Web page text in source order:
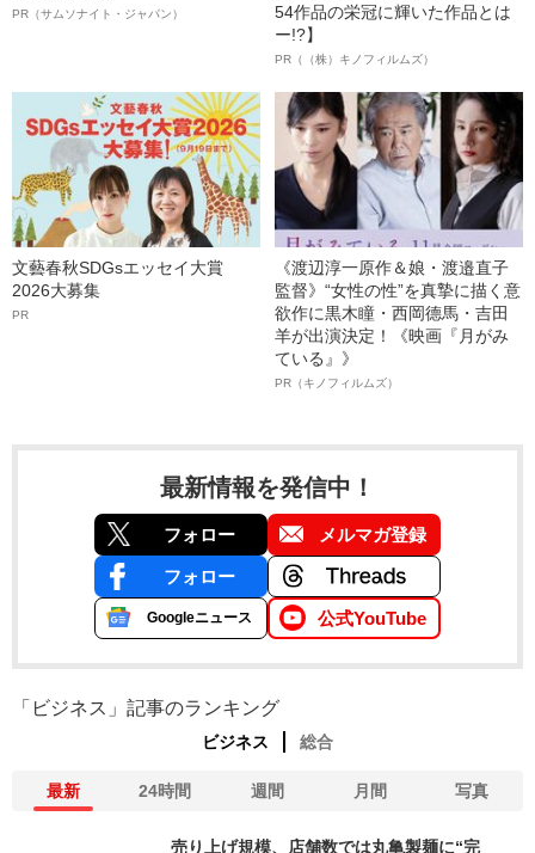
PR（サムソナイト・ジャパン）
54作品の栄冠に輝いた作品とは
ー!?】
PR（（株）キノフィルムズ）
文藝春秋SDGsエッセイ大賞
2026大募集
PR
《渡辺淳一原作＆娘・渡邉直子
監督》“女性の性”を真摯に描く意
欲作に黒木瞳・西岡德馬・吉田
羊が出演決定！《映画『月がみ
ている』》
PR（キノフィルムズ）
最新情報を発信中！
フォロー メルマガ登録
フォロー
Googleニュース 公式YouTube
「ビジネス」記事のランキング
ビジネス 総合
最新 24時間 週間 月間 写真
売り上げ規模、店舗数では丸亀製麺に“完